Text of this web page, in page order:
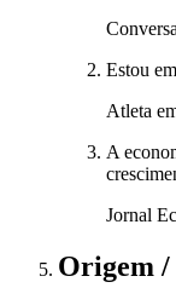
Estou
Atleta
A
Jornal
Origem